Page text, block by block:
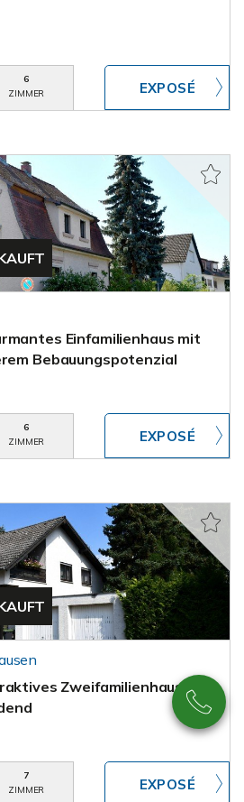
6
ZIMMER
Einfamilienhaus mit
Bebauungspotenzial
6
ZIMMER
Zweifamilienhaus,
7
ZIMMER